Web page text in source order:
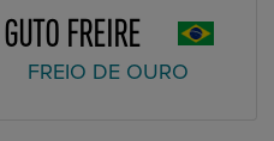
GUTO FREIRE
FREIO DE OURO